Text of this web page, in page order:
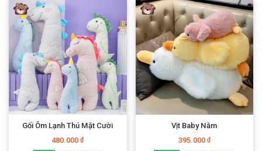
Gối Ôm Lạnh Thú Mặt Cười
480.000₫
Vịt Baby Nằm
395.000 ₫